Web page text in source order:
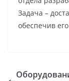
Задача –
обеспечив